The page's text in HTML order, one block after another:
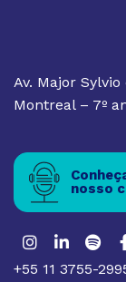
Av. Major
Montreal – 7º
nosso
+55 11 3755-